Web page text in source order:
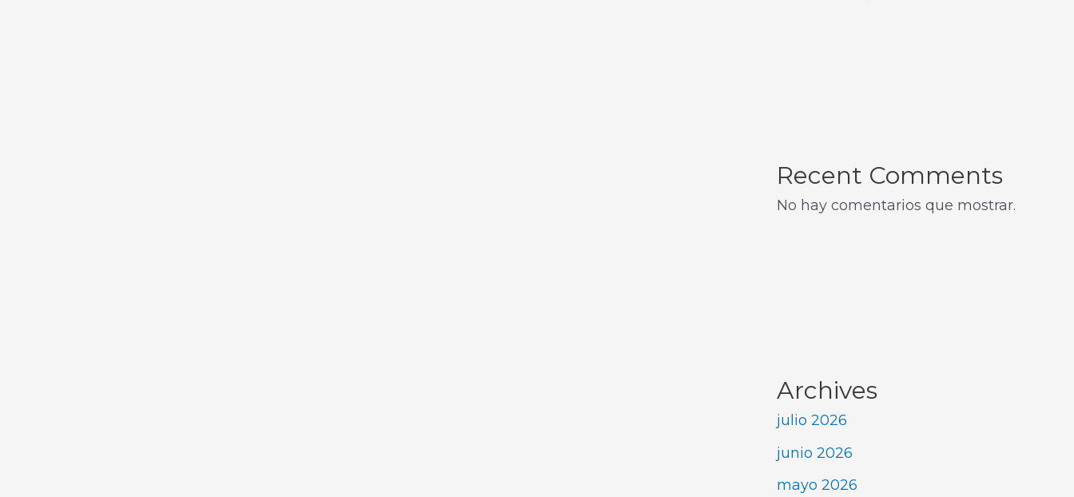
Recent Comments
No hay comentarios que mostrar.
Archives
julio 2026
junio 2026
mayo 2026